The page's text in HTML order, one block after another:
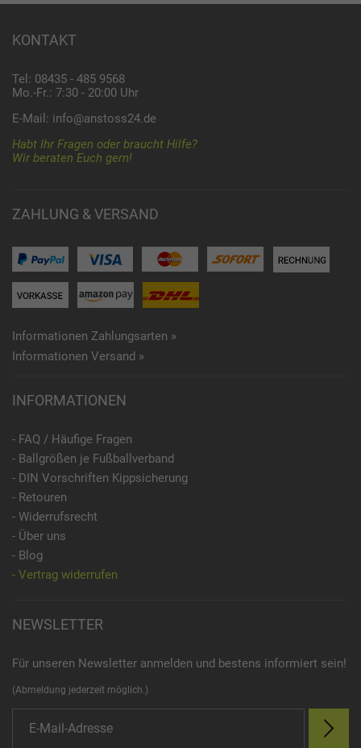
KONTAKT
Tel: 08435 - 485 9568
Mo.-Fr.: 7:30 - 20:00 Uhr
E-Mail: info@anstoss24.de
Habt Ihr Fragen oder braucht Hilfe?
Wir beraten Euch gern!
ZAHLUNG & VERSAND
Informationen Zahlungsarten »
Informationen Versand »
INFORMATIONEN
- FAQ / Häufige Fragen
- Ballgrößen je Fußballverband
- DIN Vorschriften Kippsicherung
- Retouren
- Widerrufsrecht
- Über uns
- Blog
- Vertrag widerrufen
NEWSLETTER
Für unseren Newsletter anmelden und bestens informiert sein!
(Abmeldung jederzeit möglich.)